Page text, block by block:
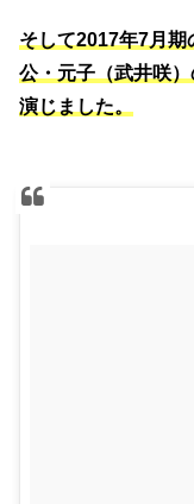
そして2017年7月期
公・元子（武井咲
演じました。